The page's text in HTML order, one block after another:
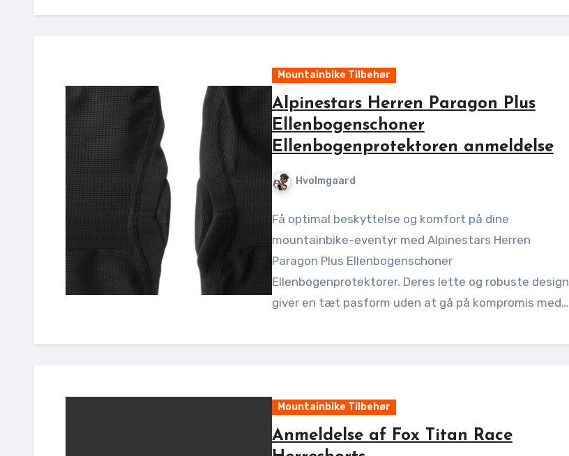
Mountainbike Tilbehør
Alpinestars Herren Paragon Plus
Ellenbogenschoner
Ellenbogenprotektoren anmeldelse
Hvolmgaard
Få optimal beskyttelse og komfort på dine
mountainbike-eventyr med Alpinestars Herren
Paragon Plus Ellenbogenschoner
Ellenbogenprotektorer. Deres lette og robuste design
giver en tæt pasform uden at gå på kompromis med…
Mountainbike Tilbehør
Anmeldelse af Fox Titan Race